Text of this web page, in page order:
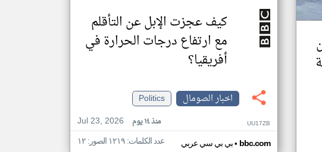
كيف عجزت الإبل عن التأقلم
مع ارتفاع درجات الحرارة في
أفريقيا؟
اخبار الصومال
Politics
Jul 23, 2026
منذ ١٤ يوم UU17ZB
بي بي سي عربي• bbc.com عدد الكلمات: ١٢١٩ الصور: ١٢